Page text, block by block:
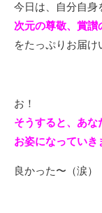
今日は、自分自身
次元の尊敬、賞讃
をたっぷりお届け
お！
そうすると、あ
お姿になっていき
良かった〜（涙）